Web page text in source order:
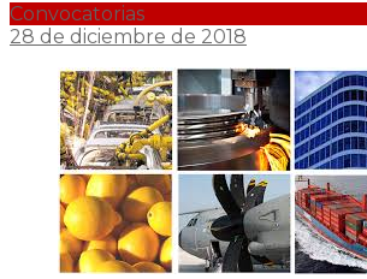
Convocatorias
28 de diciembre de 2018